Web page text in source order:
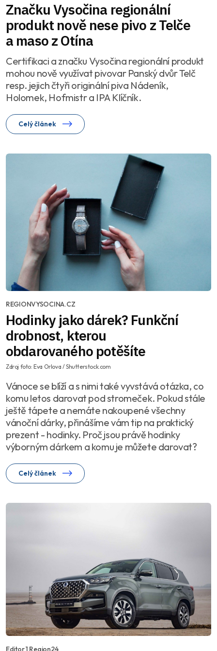
Značku Vysočina regionální
produkt nově nese pivo z Telče
a maso z Otína
Certifikaci a značku Vysočina regionální produkt
mohou nově využívat pivovar Panský dvůr Telč
resp. jejich čtyři originální piva Nádeník,
Holomek, Hofmistr a IPA Klíčník.
Celý článek
REGIONVYSOCINA.CZ
Hodinky jako dárek? Funkční
drobnost, kterou
obdarovaného potěšíte
Zdroj foto: Eva Orlova / Shutterstock.com
Vánoce se blíží a s nimi také vyvstává otázka, co
komu letos darovat pod stromeček. Pokud stále
ještě tápete a nemáte nakoupené všechny
vánoční dárky, přinášíme vám tip na praktický
prezent - hodinky. Proč jsou právě hodinky
výborným dárkem a komu je můžete darovat?
Celý článek
Editor 1 Region24